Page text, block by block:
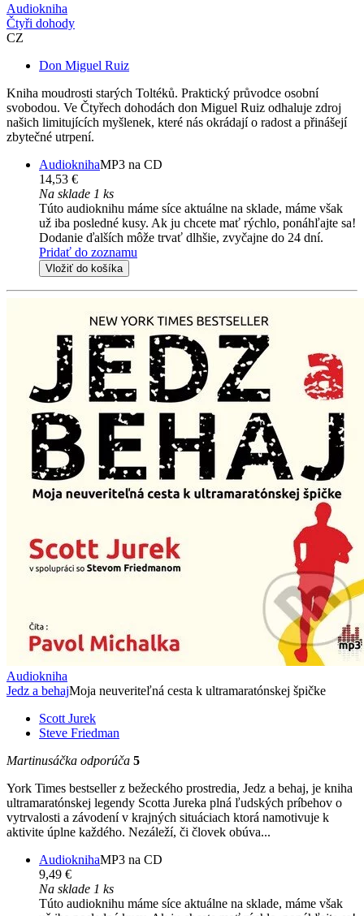
Audiokniha
Čtyři dohody
CZ
Don Miguel Ruiz
Kniha moudrosti starých Toltéků. Praktický průvodce osobní
svobodou. Ve Čtyřech dohodách don Miguel Ruiz odhaluje zdroj
našich limitujících myšlenek, které nás okrádají o radost a přinášejí
zbytečné utrpení.
AudioknihaMP3 na CD
14,53 €
Na sklade 1 ks
Túto audioknihu máme síce aktuálne na sklade, máme však
už iba posledné kusy. Ak ju chcete mať rýchlo, ponáhľajte sa!
Dodanie ďalších môže trvať dlhšie, zvyčajne do 24 dní.
Pridať do zoznamu
Vložiť do košíka
Audiokniha
Jedz a behajMoja neuveriteľná cesta k ultramaratónskej špičke
Scott Jurek
Steve Friedman
Martinusáčka odporúča 5
York Times bestseller z bežeckého prostredia, Jedz a behaj, je kniha
ultramaratónskej legendy Scotta Jureka plná ľudských príbehov o
vytrvalosti a závodení v krajných situáciach ktorá namotivuje k
aktivite úplne každého. Nezáleží, či človek obúva...
AudioknihaMP3 na CD
9,49 €
Na sklade 1 ks
Túto audioknihu máme síce aktuálne na sklade, máme však